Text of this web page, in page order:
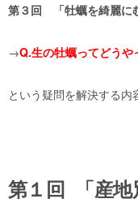
第３回 「牡蠣を綺麗に
→Q.生の牡蠣ってどうや
という疑問を解決する内
第１回 「産